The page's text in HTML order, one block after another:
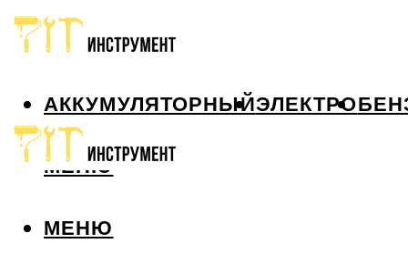
АККУМУЛЯТОРНЫЙЭЛЕКТРО
МЕНЮ
МЕНЮ